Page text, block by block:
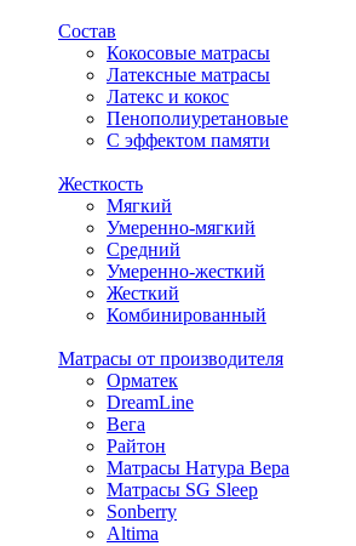
Состав
Кокосовые матрасы
Латексные матрасы
Латекс и кокос
Пенополиуретановые
С эффектом памяти
Жесткость
Мягкий
Умеренно-мягкий
Средний
Умеренно-жесткий
Жесткий
Комбинированный
Матрасы от производителя
Орматек
DreamLine
Вега
Райтон
Матрасы Натура Вера
Матрасы SG Sleep
Sonberry
Altima